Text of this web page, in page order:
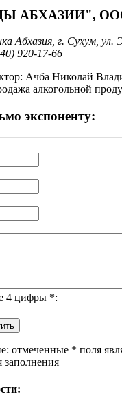
АБХАЗИИ",
Абхазия, г. Сухум, ул.
920-17-66
Ачба Николай
алкогольной
экспоненту:
4 цифры *:
отмеченные * поля
заполнения